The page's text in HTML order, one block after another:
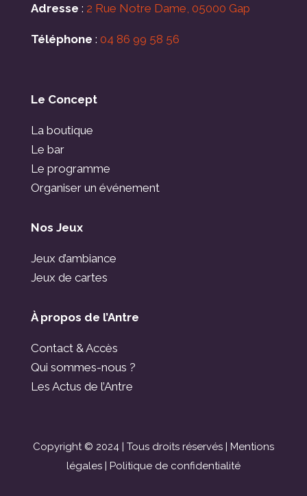
Adresse : 2 Rue Notre Dame, 05000 Gap
Téléphone : 04 86 99 58 56
Le Concept
La boutique
Le bar
Le programme
Organiser un événement
Nos Jeux
Jeux d’ambiance
Jeux de cartes
À propos de l’Antre
Contact & Accès
Qui sommes-nous ?
Les Actus de l’Antre
Copyright © 2024 | Tous droits réservés | Mentions
légales| Politique de confidentialité